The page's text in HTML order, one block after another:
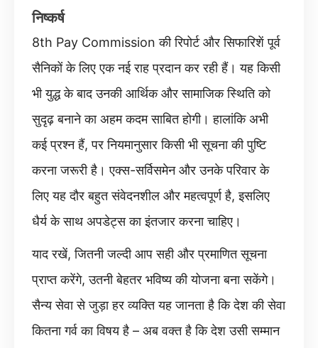
निष्कर्ष
8th Pay Commission की रिपोर्ट और सिफारिशें पूर्व
सैनिकों के लिए एक नई राह प्रदान कर रही हैं। यह किसी
भी युद्ध के बाद उनकी आर्थिक और सामाजिक स्थिति को
सुदृढ़ बनाने का अहम कदम साबित होगी। हालांकि अभी
कई प्रश्न हैं, पर नियमानुसार किसी भी सूचना की पुष्टि
करना जरूरी है। एक्स-सर्विसमेन और उनके परिवार के
लिए यह दौर बहुत संवेदनशील और महत्वपूर्ण है, इसलिए
धैर्य के साथ अपडेट्स का इंतजार करना चाहिए।
याद रखें, जितनी जल्दी आप सही और प्रमाणित सूचना
प्राप्त करेंगे, उतनी बेहतर भविष्य की योजना बना सकेंगे।
सैन्य सेवा से जुड़ा हर व्यक्ति यह जानता है कि देश की सेवा
कितना गर्व का विषय है – अब वक्त है कि देश उसी सम्मान